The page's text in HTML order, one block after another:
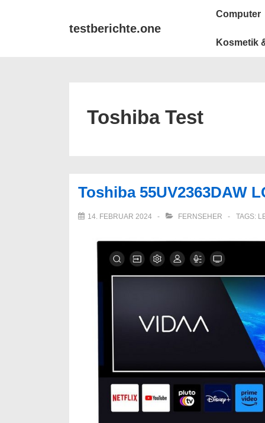
testberichte.one
Main
Computer
Kosmetik
Toshiba Test
Toshiba 55UV2363DAW
14. FEBRUAR 2024 FERNSEHER TAGS: